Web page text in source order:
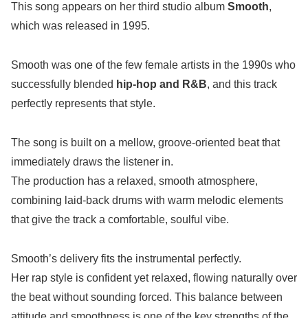
This song appears on her third studio album Smooth,
which was released in 1995.
Smooth was one of the few female artists in the 1990s who
successfully blended hip-hop and R&B, and this track
perfectly represents that style.
The song is built on a mellow, groove-oriented beat that
immediately draws the listener in.
The production has a relaxed, smooth atmosphere,
combining laid-back drums with warm melodic elements
that give the track a comfortable, soulful vibe.
Smooth’s delivery fits the instrumental perfectly.
Her rap style is confident yet relaxed, flowing naturally over
the beat without sounding forced. This balance between